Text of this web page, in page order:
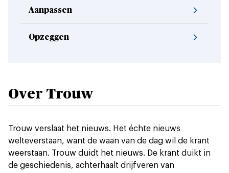
Aanpassen
Opzeggen
Over Trouw
Trouw verslaat het nieuws. Het échte nieuws
welteverstaan, want de waan van de dag wil de krant
weerstaan. Trouw duidt het nieuws. De krant duikt in
de geschiedenis, achterhaalt drijfveren van